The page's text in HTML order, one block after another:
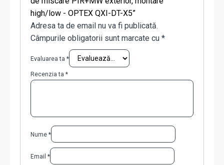
high/low - OPTEX QXI-DT-X5”
Adresa ta de email nu va fi publicată.
Câmpurile obligatorii sunt marcate cu *
Evaluarea ta *
Recenzia ta *
Nume *
Email *